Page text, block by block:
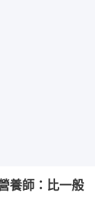
養師：比一般